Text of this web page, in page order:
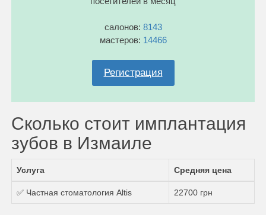
салонов: 8143
мастеров: 14466
Регистрация
Сколько стоит имплантация
зубов в Измаиле
Услуга Средняя цена
✅ Частная стоматология Altis 22700 грн